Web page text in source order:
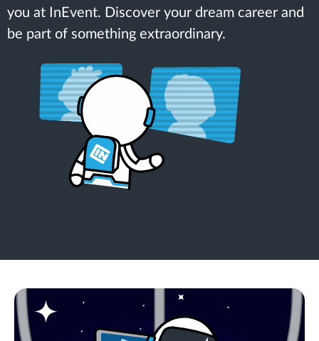
you at InEvent. Discover your dream career and
be part of something extraordinary.